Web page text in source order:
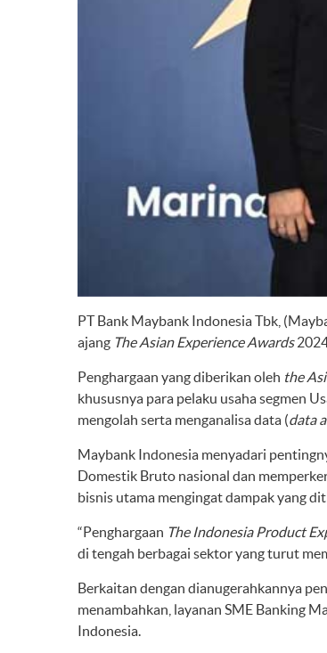
PT Bank Maybank Indonesia Tbk,
ajang The Asian Experience Awards
Penghargaan yang diberikan oleh the
khususnya para pelaku usaha segmen
mengolah serta menganalisa data (data
Maybank Indonesia menyadari
Domestik Bruto nasional dan
bisnis utama mengingat dampak yang
“Penghargaan The Indonesia Product
di tengah berbagai sektor yang turut
Berkaitan dengan dianugerahkannya
menambahkan, layanan SME Banking
Indonesia.